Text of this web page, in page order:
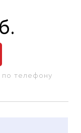
.
по телефону